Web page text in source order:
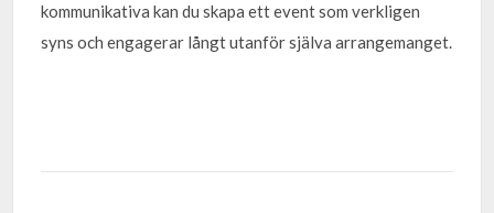
kommunikativa kan du skapa ett event som verkligen
syns och engagerar långt utanför själva arrangemanget.